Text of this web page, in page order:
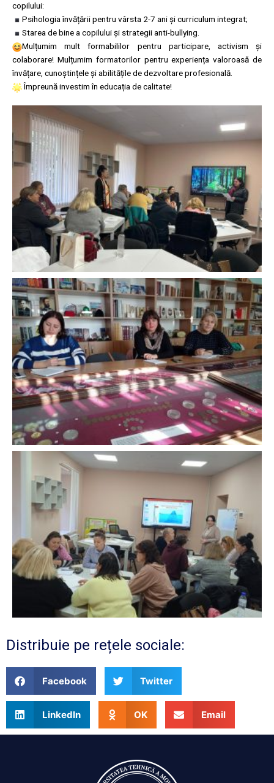
copilului:
Psihologia învățării pentru vârsta 2-7 ani și curriculum integrat;
Starea de bine a copilului și strategii anti-bullying.
Mulțumim mult formabililor pentru participare, activism și
colaborare! Mulțumim formatorilor pentru experiența valoroasă de
învățare, cunoștințele și abilitățile de dezvoltare profesională.
Împreună investim în educația de calitate!
Distribuie pe rețele sociale:
Facebook Twitter
LinkedIn OK Email